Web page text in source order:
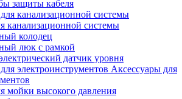
защиты кабеля
канализационной системы
колодец
люк с рамкой
датчик уровня
Аксессуары для
мойки высокого давления